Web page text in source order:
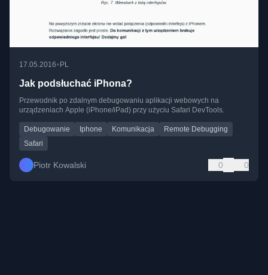
17.05.2016•PL
Jak podsłuchać iPhona?
Przewodnik po zdalnym debugowaniu aplikacji webowych na
urządzeniach Apple (iPhone/iPad) przy użyciu Safari DevTools.
Debugowanie Iphone Komunikacja
Remote Debugging
Safari
Piotr Kowalski 0 0